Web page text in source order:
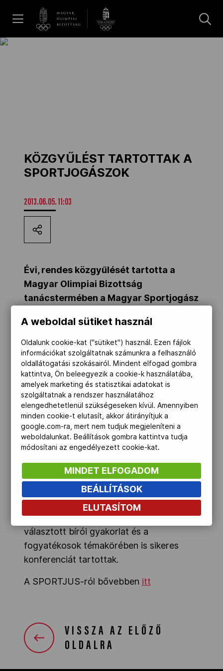
Los Angeles 2028
MOB
Kettőskarrier-program
NOB
Társszervezetek
OVEP
Adatbank
KÖZGYŰLÉST TARTOTTAK A
SPORTJOGÁSZOK
2013.06.05. 11:03
Évi, rendes közgyűlését tartotta a
Magyar Olimpiai Bizottság
tanácstermében a Magyar Sportjogász
napirendi pontok közt a 2012-es
esztendő pénzügyi és szakmai
beszámolója szerepelt.
A 2007-ben sportszakmai érdekvédelmi,
tanácsadási, oktatási és jogvédő céllal
alakult SPORTJUS, működését a MOB
támogatása mellett fejti ki, elnöke dr.
Nagy Zsigmond, a MOB nemzetközi
ki tevékenységét.
A sportjogászok az elmúlt időszakban a
választott bírói gyakorlat és a
fogyatékosok témakörében is sikeres
konferenciát tartottak.
A SPORTJUS-ról bővebben itt
VISSZA AZ ELŐZŐ
OLDALRA
A weboldal sütiket használ
Oldalunk cookie-kat ("sütiket") használ. Ezen fájlok
információkat szolgáltatnak számunkra a felhasználó
oldallátogatási szokásairól. Mindent elfogad gombra
kattintva, Ön beleegyezik a cookie-k használatába,
amelyek marketing és statisztikai adatokat is
szolgáltatnak a rendszer használatához
elengedhetetlenül szükségeseken kívül. Amennyiben
minden cookie-t elutasít, akkor átirányítjuk a
google.com-ra, mert nem tudjuk megjeleníteni a
weboldalunkat. Beállítások gombra kattintva tudja
módosítani az engedélyezett cookie-kat.
MINDET ELFOGADOM
BEÁLLÍTÁSOK
ELUTASÍTOM